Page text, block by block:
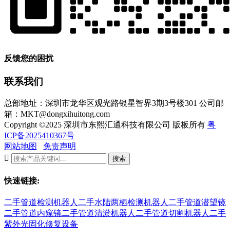
反馈您的困扰
联系我们
总部地址：深圳市龙华区观光路银星智界3期3号楼301 公司邮
箱：MKT@dongxihuitong.com
Copyright ©2025 深圳市东熙汇通科技有限公司 版板所有 粤
ICP备2025410367号
网站地图
免责声明

搜索
快速链接:
二手管道检测机器人 二手水陆两栖检测机器人 二手管道潜望镜
二手管道内窥镜二手管道清淤机器人 二手管道切割机器人 二手
紫外光固化修复设备